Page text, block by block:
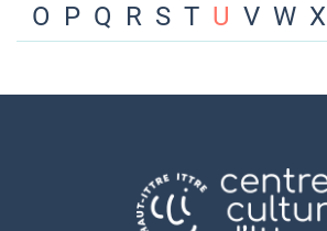
O P Q R S T U V W X